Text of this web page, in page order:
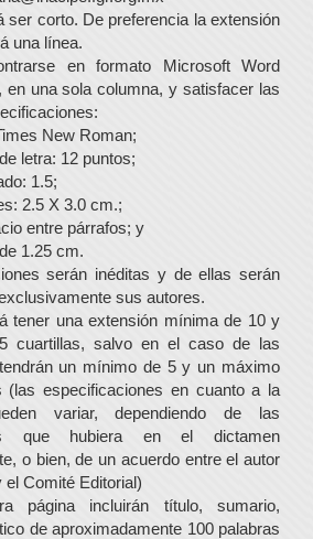
ser corto. De preferencia la extensión
una línea.
en formato Microsoft Word
en una sola columna, y satisfacer las
New Roman;
letra: 12 puntos;
1.5;
2.5 X 3.0 cm.;
entre párrafos; y
1.25 cm.
serán inéditas y de ellas serán
sus autores.
tener una extensión mínima de 10 y
cuartillas, salvo en el caso de las
un mínimo de 5 y un máximo
(las especificaciones en cuanto a la
variar, dependiendo de las
que hubiera en el dictamen
o bien, de un acuerdo entre el autor
Comité Editorial)
página incluirán título, sumario,
de aproximadamente 100 palabras